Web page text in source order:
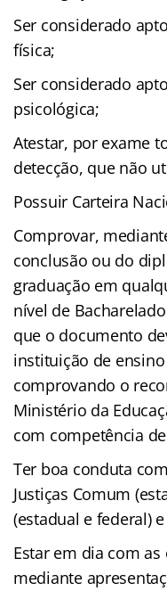
Ser considerado
física;
Ser considerado
psicológica;
Atestar, por exame
detecção, que não
Possuir Carteira
Comprovar,
conclusão ou do
graduação em
nível de
que o documento
instituição de
comprovando o
Ministério da
com competência
Ter boa conduta
Justiças Comum
(estadual e federal)
Estar em dia com
mediante